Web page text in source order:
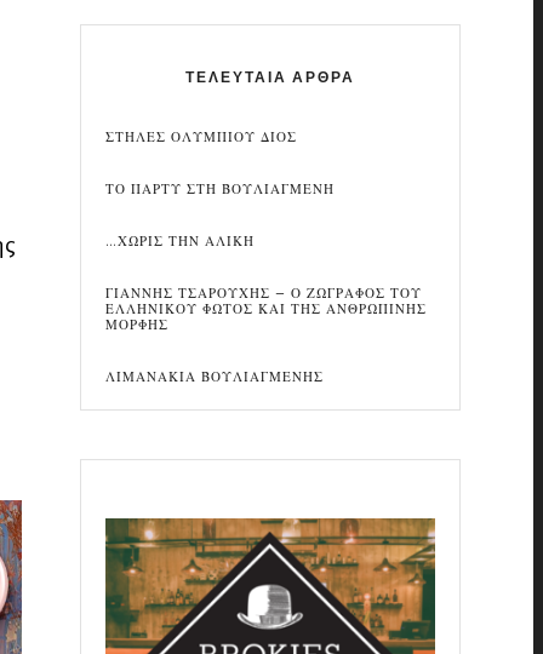
ΤΕΛΕΥΤΑΙΑ ΑΡΘΡΑ
ΣΤΗΛΕΣ ΟΛΥΜΠΙΟΥ ΔΙΟΣ
ΤΟ ΠΑΡΤΥ ΣΤΗ ΒΟΥΛΙΑΓΜΕΝΗ
…ΧΩΡΙΣ ΤΗΝ ΑΛΙΚΗ
ΓΙΑΝΝΗΣ ΤΣΑΡΟΥΧΗΣ – Ο ΖΩΓΡΑΦΟΣ ΤΟΥ
ΕΛΛΗΝΙΚΟΥ ΦΩΤΟΣ ΚΑΙ ΤΗΣ ΑΝΘΡΩΠΙΝΗΣ
ΜΟΡΦΗΣ
ΛΙΜΑΝΑΚΙΑ ΒΟΥΛΙΑΓΜΕΝΗΣ